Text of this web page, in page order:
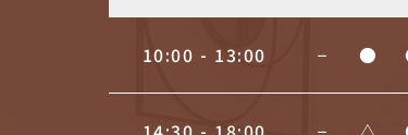
10:00 - 13:00 − ●